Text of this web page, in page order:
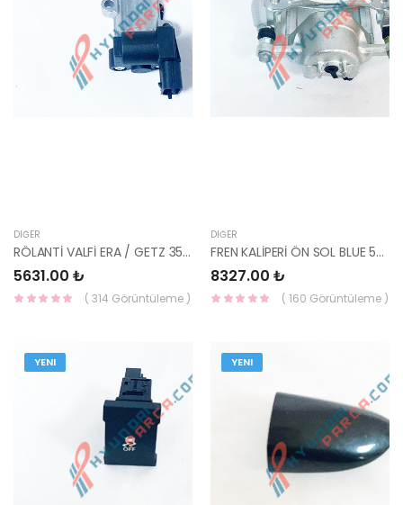
DIĞER
RÖLANTİ VALFİ ERA / GETZ 35150-26900-HMC
5631.00 ₺
( 314 Görüntüleme )
DIĞER
FREN KALİPERİ ÖN SOL BLUE 58180-1RA00-HMC
8327.00 ₺
( 160 Görüntüleme )
YENI YENI